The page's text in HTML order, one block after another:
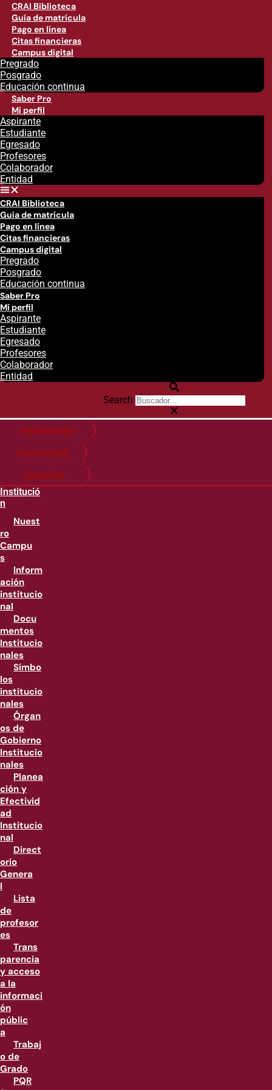
CRAI Biblioteca
Guía de matrícula
Pago en línea
Citas financieras
Campus digital
Pregrado
Posgrado
Educación continua
Saber Pro
Mi perfil
Aspirante
Estudiante
Egresado
Profesores
Colaborador
Entidad
CRAI Biblioteca
Guía de matrícula
Pago en línea
Citas financieras
Campus digital
Pregrado
Posgrado
Educación continua
Saber Pro
Mi perfil
Aspirante
Estudiante
Egresado
Profesores
Colaborador
Entidad
Search
Citas financieras
Guía de matricula
Pago en línea
Institució
n
Nuest
ro
Campu
s
Inform
ación
institucio
nal
Docu
mentos
Institucio
nales
Símbo
los
institucio
nales
Órgan
os de
Gobierno
Institucio
nales
Planea
ción y
Efectivid
ad
Institucio
nal
Direct
orio
Genera
l
Lista
de
profesor
es
Trans
parencia
y acceso
a la
informaci
ón
públic
a
Trabaj
o de
Grado
PQR